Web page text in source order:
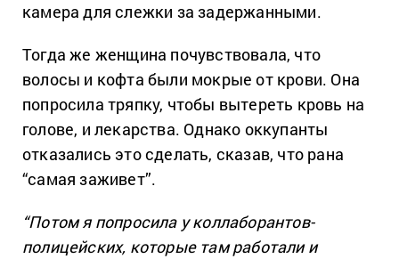
камера для слежки за задержанными.
Тогда же женщина почувствовала, что
волосы и кофта были мокрые от крови. Она
попросила тряпку, чтобы вытереть кровь на
голове, и лекарства. Однако оккупанты
отказались это сделать, сказав, что рана
“самая заживет”.
“Потом я попросила у коллаборантов-
полицейских, которые там работали и